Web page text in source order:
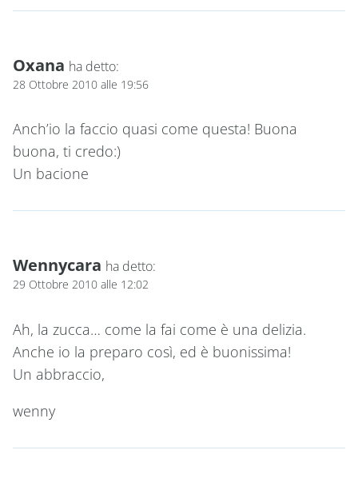
Oxana ha detto:
28 Ottobre 2010 alle 19:56
Anch’io la faccio quasi come questa! Buona
buona, ti credo:)
Un bacione
Wennycara ha detto:
29 Ottobre 2010 alle 12:02
Ah, la zucca… come la fai come è una delizia.
Anche io la preparo così, ed è buonissima!
Un abbraccio,
wenny